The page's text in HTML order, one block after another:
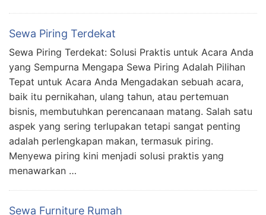
Sewa Piring Terdekat
Sewa Piring Terdekat: Solusi Praktis untuk Acara Anda
yang Sempurna Mengapa Sewa Piring Adalah Pilihan
Tepat untuk Acara Anda Mengadakan sebuah acara,
baik itu pernikahan, ulang tahun, atau pertemuan
bisnis, membutuhkan perencanaan matang. Salah satu
aspek yang sering terlupakan tetapi sangat penting
adalah perlengkapan makan, termasuk piring.
Menyewa piring kini menjadi solusi praktis yang
menawarkan …
Sewa Furniture Rumah